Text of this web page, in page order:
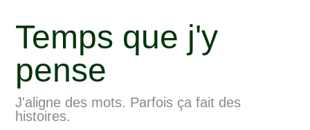
Temps que j'y
pense
J'aligne des mots. Parfois ça fait des
histoires.